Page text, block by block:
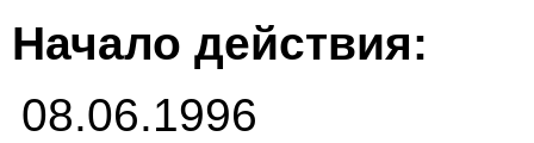
Начало действия:
08.06.1996